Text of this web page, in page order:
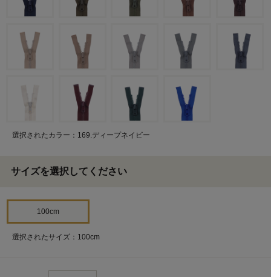
選択されたカラー：169.ディープネイビー
サイズを選択してください
100cm
選択されたサイズ：100cm